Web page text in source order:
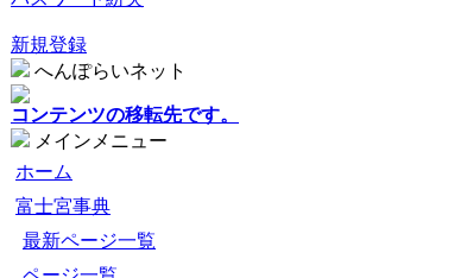
新規登録
へんぽらいネット
コンテンツの移転先です。
メインメニュー
ホーム
富士宮事典
最新ページ一覧